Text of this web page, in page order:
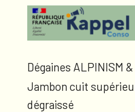
Dégaines ALPINISM
Jambon cuit
dégraissé